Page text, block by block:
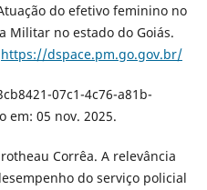
do efetivo feminino no
Militar no estado do Goiás.
https://dspace.pm.go.gov.br/
07c1-4c76-a81b-
em: 05 nov. 2025.
Corrêa. A relevância
do serviço policial